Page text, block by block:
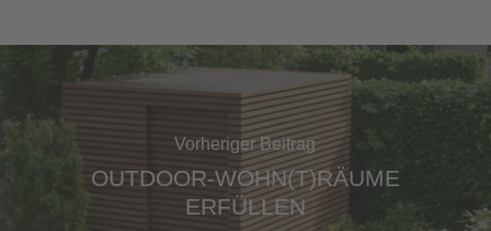
Vorheriger Beitrag
OUTDOOR-WOHN(T)RÄUME
ERFÜLLEN